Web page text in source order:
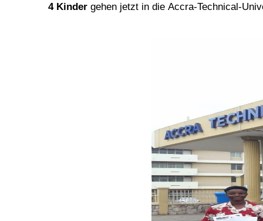
4 Kinder gehen jetzt in die Accra-Technical-